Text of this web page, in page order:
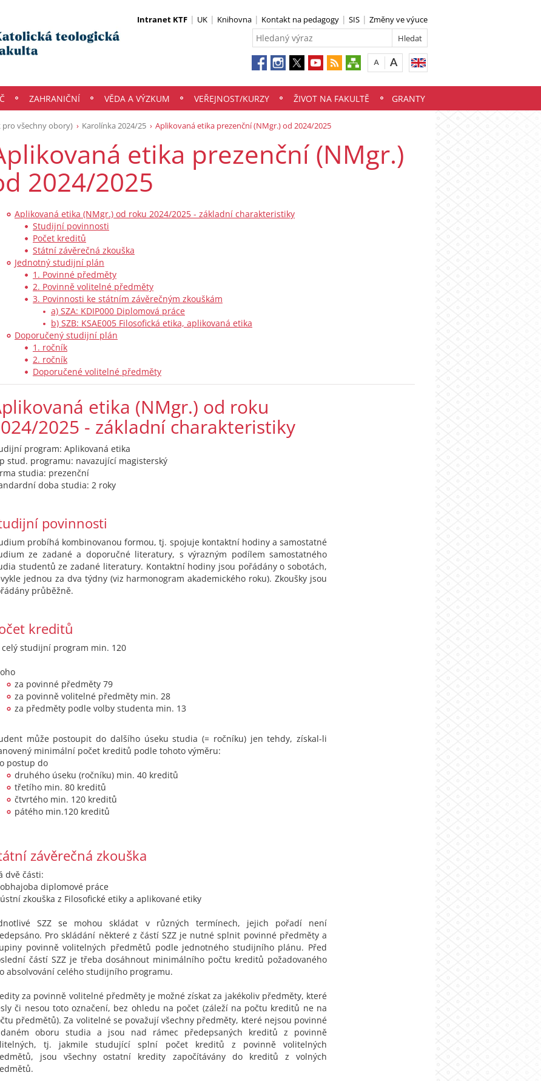
Intranet KTF UK Knihovna Kontakt na pedagogy SIS Změny ve výuce
ZAHRANIČNÍ VĚDA A VÝZKUM VEŘEJNOST/KURZY ŽIVOT NA FAKULTĚ GRANTY
pro všechny obory) Karolínka 2024/25 Aplikovaná etika prezenční (NMgr.) od 2024/2025
etika prezenční (NMgr.)
2024/2025
Aplikovaná etika (NMgr.) od roku 2024/2025 - základní charakteristiky
Studijní povinnosti
Počet kreditů
Státní závěrečná zkouška
Jednotný studijní plán
1. Povinné předměty
2. Povinně volitelné předměty
3. Povinnosti ke státním závěrečným zkouškám
a) SZA: KDIP000 Diplomová práce
b) SZB: KSAE005 Filosofická etika, aplikovaná etika
Doporučený studijní plán
1. ročník
2. ročník
Doporučené volitelné předměty
etika (NMgr.) od roku
2025 - základní charakteristiky
program: Aplikovaná etika
stud. programu: navazující magisterský
studia: prezenční
doba studia: 2 roky
povinnosti
probíhá kombinovanou formou, tj. spojuje kontaktní hodiny a samostatné
ze zadané a doporučné literatury, s výrazným podílem samostatného
studentů ze zadané literatury. Kontaktní hodiny jsou pořádány o sobotách,
jednou za dva týdny (viz harmonogram akademického roku). Zkoušky jsou
průběžně.
kreditů
celý studijní program min. 120
za povinné předměty 79
za povinně volitelné předměty min. 28
za předměty podle volby studenta min. 13
může postoupit do dalšího úseku studia (= ročníku) jen tehdy, získal-li
minimální počet kreditů podle tohoto výměru:
postup do
druhého úseku (ročníku) min. 40 kreditů
třetího min. 80 kreditů
čtvrtého min. 120 kreditů
pátého min.120 kreditů
závěrečná zkouška
dvě části:
diplomové práce
zkouška z Filosofické etiky a aplikované etiky
SZZ se mohou skládat v různých termínech, jejich pořadí není
Pro skládání některé z částí SZZ je nutné splnit povinné předměty a
povinně volitelných předmětů podle jednotného studijního plánu. Před
částí SZZ je třeba dosáhnout minimálního počtu kreditů požadovaného
absolvování celého studijního programu.
za povinně volitelné předměty je možné získat za jakékoliv předměty, které
či nesou toto označení, bez ohledu na počet (záleží na počtu kreditů ne na
předmětů). Za volitelné se považují všechny předměty, které nejsou povinné
oboru studia a jsou nad rámec předepsaných kreditů z povinně
tj. jakmile studující splní počet kreditů z povinně volitelných
jsou všechny ostatní kredity započítávány do kreditů z volných